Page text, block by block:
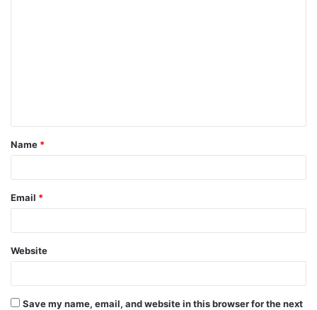
Name *
Email *
Website
Save my name, email, and website in this browser for the next